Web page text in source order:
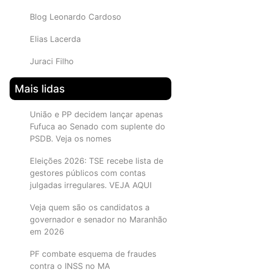
Blog Leonardo Cardoso
Elias Lacerda
Juraci Filho
Mais lidas
União e PP decidem lançar apenas
Fufuca ao Senado com suplente do
PSDB. Veja os nomes
Eleições 2026: TSE recebe lista de
gestores públicos com contas
julgadas irregulares. VEJA AQUI
Veja quem são os candidatos a
governador e senador no Maranhão
em 2026
PF combate esquema de fraudes
contra o INSS no MA